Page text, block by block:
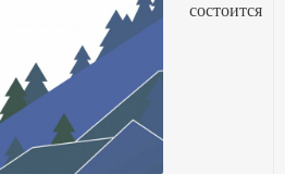
состоится